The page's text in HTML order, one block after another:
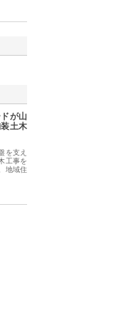
が山
土木
を支え
工事を
地域住